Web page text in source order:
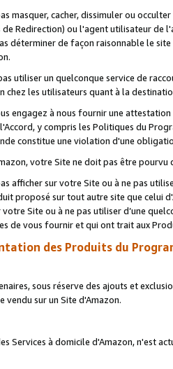
masquer, cacher, dissimuler ou
de Redirection) ou l'agent utilisateur
déterminer de façon raisonnable le
utiliser un quelconque service de
chez les utilisateurs quant à la
engagez à nous fournir une
y compris les Politiques du
constitue une violation d'une
votre Site ne doit pas être
afficher sur votre Site ou à ne pas
proposé sur tout autre site que celui
votre Site ou à ne pas utiliser d’une
de vous fournir et qui ont trait aux
des Produits du
sous réserve des ajouts et
vendu sur un Site d'Amazon.
Services à domicile d'Amazon, n'est